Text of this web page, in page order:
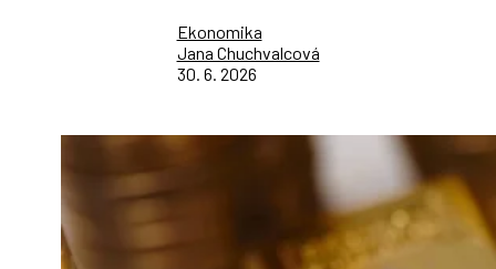
Ekonomika
Jana Chuchvalcová
30. 6. 2026